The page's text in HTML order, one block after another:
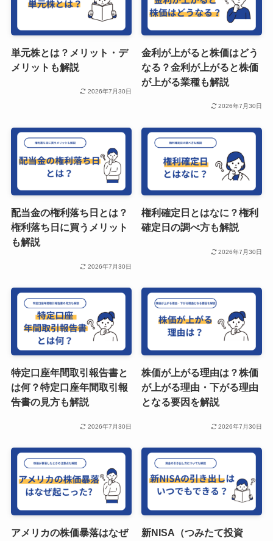
単元株とは？メリット・デ
メリットも解説
2026年7月30日
金利が上がると株価はどう
なる？金利が上がると株価
が上がる業種も解説
2026年7月30日
配当金の権利落ち日とは？
権利落ち日に買うメリット
も解説
2026年7月30日
権利確定日とはなに？権利
確定日の調べ方も解説
2026年7月30日
特定口座年間取引報告書と
は何？特定口座年間取引報
告書の見方も解説
2026年7月30日
株価が上がる理由は？株価
が上がる理由・下がる理由
となる要因を解説
2026年7月30日
アメリカの株価暴落はなぜ
新NISA（つみたて投資